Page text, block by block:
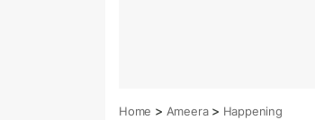
Home > Ameera> Happening